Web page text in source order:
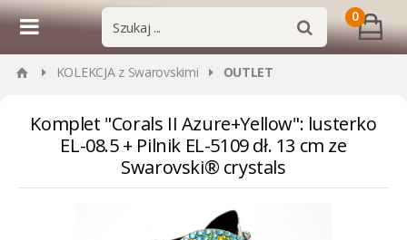
0
KOLEKCJA z Swarovskimi OUTLET
Komplet "Corals II Azure+Yellow": lusterko
EL-08.5 + Pilnik EL-5109 dł. 13 cm ze
Swarovski® crystals